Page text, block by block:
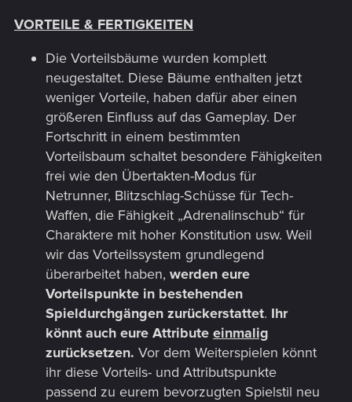
VORTEILE & FERTIGKEITEN
Die Vorteilsbäume wurden komplett
neugestaltet. Diese Bäume enthalten jetzt
weniger Vorteile, haben dafür aber einen
größeren Einfluss auf das Gameplay. Der
Fortschritt in einem bestimmten
Vorteilsbaum schaltet besondere Fähigkeiten
frei wie den Übertakten-Modus für
Netrunner, Blitzschlag-Schüsse für Tech-
Waffen, die Fähigkeit „Adrenalinschub“ für
Charaktere mit hoher Konstitution usw. Weil
wir das Vorteilssystem grundlegend
überarbeitet haben, werden eure
Vorteilspunkte in bestehenden
Spieldurchgängen zurückerstattet. Ihr
könnt auch eure Attribute einmalig
zurücksetzen. Vor dem Weiterspielen könnt
ihr diese Vorteils- und Attributspunkte
passend zu eurem bevorzugten Spielstil neu